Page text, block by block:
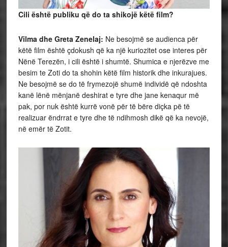
Cili është publiku që do ta shikojë këtë film?
Vilma dhe Greta Zenelaj: Ne besojmë se audienca për
këtë film është çdokush që ka një kuriozitet ose interes për
Nënë Terezën, i cili është i shumtë. Shumica e njerëzve me
besim te Zoti do ta shohin këtë film historik dhe inkurajues.
Ne besojmë se do të frymezojë shumë individë që ndoshta
kanë lënë mënjanë deshirat e tyre dhe jane kenaqur më
pak, por nuk është kurrë vonë për të bëre diçka pë të
realizuar ëndrrat e tyre dhe të ndihmosh dikë që ka nevojë,
në emër të Zotit.